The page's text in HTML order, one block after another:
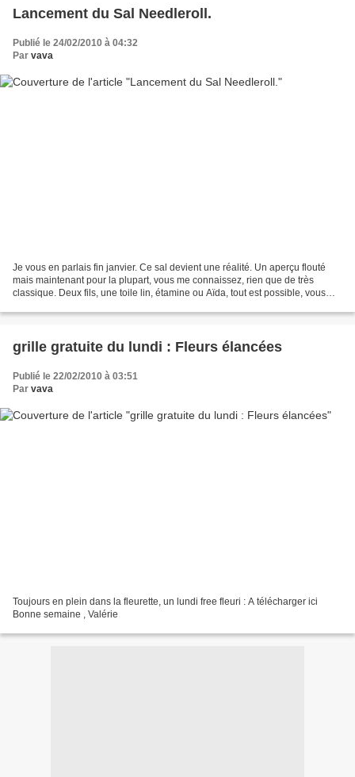
Lancement du Sal Needleroll.
Publié le 24/02/2010 à 04:32
Par vava
Je vous en parlais fin janvier. Ce sal devient une réalité. Un aperçu flouté
mais maintenant pour la plupart, vous me connaissez, rien que de très
classique. Deux fils, une toile lin, étamine ou Aïda, tout est possible, vous
grille gratuite du lundi : Fleurs élancées
Publié le 22/02/2010 à 03:51
Par vava
Toujours en plein dans la fleurette, un lundi free fleuri : A télécharger ici
Bonne semaine , Valérie